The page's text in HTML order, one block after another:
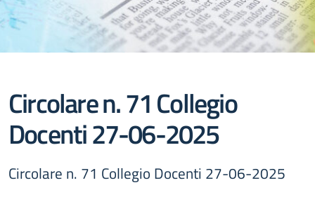
Circolare n. 71 Collegio
Docenti 27-06-2025
Circolare n. 71 Collegio Docenti 27-06-2025